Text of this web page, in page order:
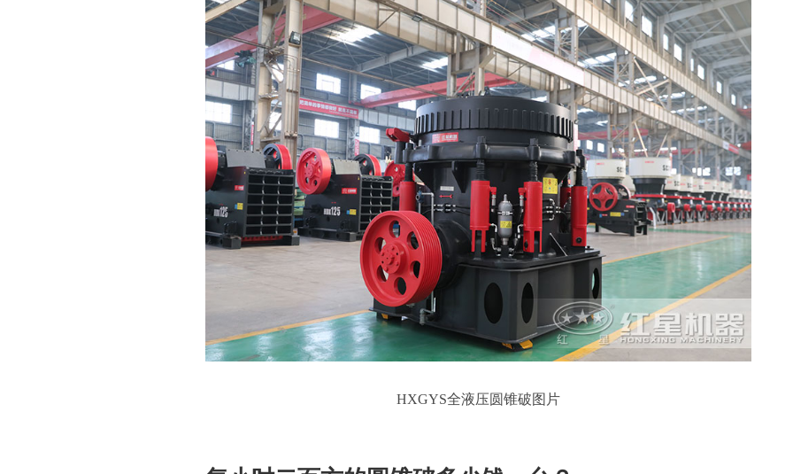
HXGYS全液压圆锥破图片